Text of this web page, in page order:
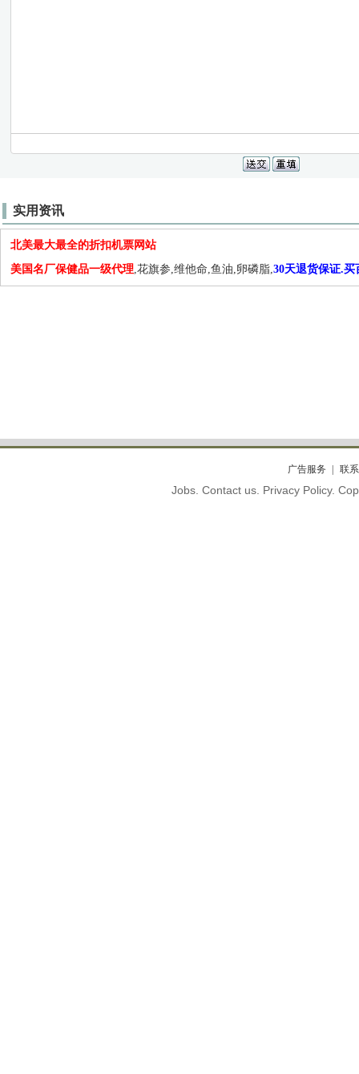
实用资讯
北美最大最全的折扣机票网站
美国名厂保健品一级代理,花旗参,维他命,鱼油,卵磷脂,30天退货保证.买
广告服务 联
Jobs. Contact us. Privacy Policy.